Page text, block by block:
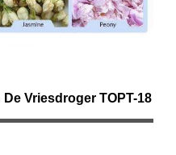
Vriesdroger TOPT-18